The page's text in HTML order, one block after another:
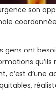
son
gens ont
c’est d’une